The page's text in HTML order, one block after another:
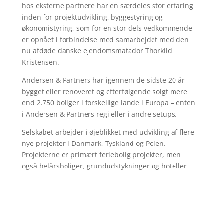
hos eksterne partnere har en særdeles stor erfaring
inden for projektudvikling, byggestyring og
økonomistyring, som for en stor dels vedkommende
er opnået i forbindelse med samarbejdet med den
nu afdøde danske ejendomsmatador Thorkild
Kristensen.
Andersen & Partners har igennem de sidste 20 år
bygget eller renoveret og efterfølgende solgt mere
end 2.750 boliger i forskellige lande i Europa – enten
i Andersen & Partners regi eller i andre setups.
Selskabet arbejder i øjeblikket med udvikling af flere
nye projekter i Danmark, Tyskland og Polen.
Projekterne er primært feriebolig projekter, men
også helårsboliger, grundudstykninger og hoteller.